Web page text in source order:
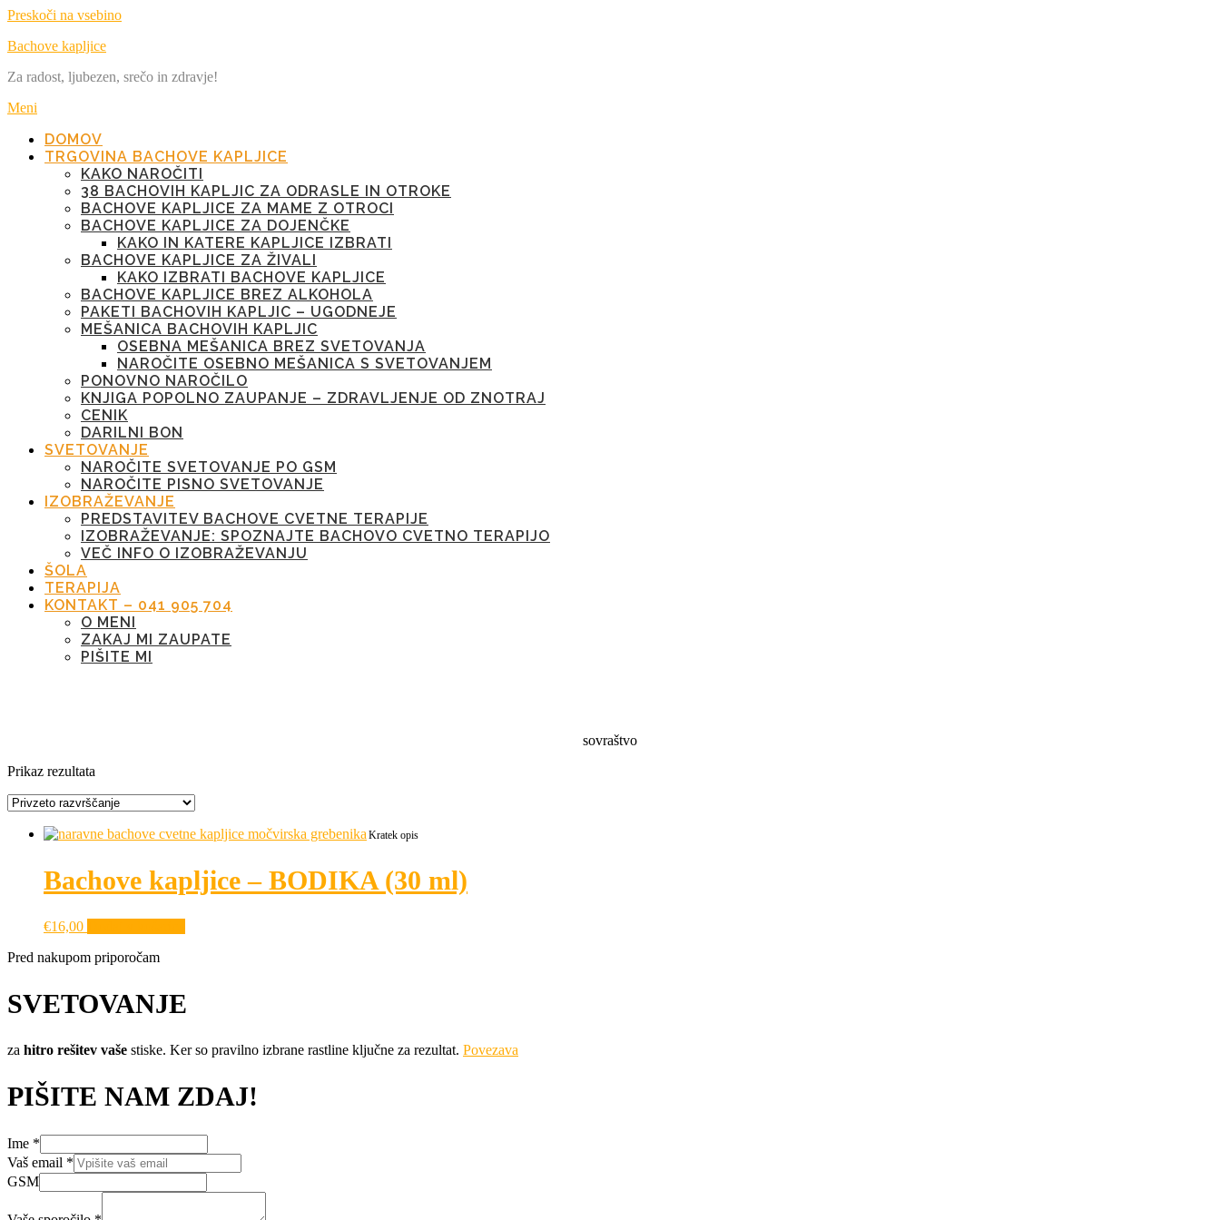
Preskoči na vsebino
Bachove kapljice
Za radost, ljubezen, srečo in zdravje!
Meni
DOMOV
TRGOVINA BACHOVE KAPLJICE
KAKO NAROČITI
38 BACHOVIH KAPLJIC ZA ODRASLE IN OTROKE
BACHOVE KAPLJICE ZA MAME Z OTROCI
BACHOVE KAPLJICE ZA DOJENČKE
KAKO IN KATERE KAPLJICE IZBRATI
BACHOVE KAPLJICE ZA ŽIVALI
KAKO IZBRATI BACHOVE KAPLJICE
BACHOVE KAPLJICE BREZ ALKOHOLA
PAKETI BACHOVIH KAPLJIC – UGODNEJE
MEŠANICA BACHOVIH KAPLJIC
OSEBNA MEŠANICA BREZ SVETOVANJA
NAROČITE OSEBNO MEŠANICA S SVETOVANJEM
PONOVNO NAROČILO
KNJIGA POPOLNO ZAUPANJE – ZDRAVLJENJE OD ZNOTRAJ
CENIK
DARILNI BON
SVETOVANJE
NAROČITE SVETOVANJE PO GSM
NAROČITE PISNO SVETOVANJE
IZOBRAŽEVANJE
PREDSTAVITEV BACHOVE CVETNE TERAPIJE
IZOBRAŽEVANJE: SPOZNAJTE BACHOVO CVETNO TERAPIJO
VEČ INFO O IZOBRAŽEVANJU
ŠOLA
TERAPIJA
KONTAKT – 041 905 704
O MENI
ZAKAJ MI ZAUPATE
PIŠITE MI
sovraštvo
Prikaz rezultata
Kratek opis
Bachove kapljice – BODIKA (30 ml)
€16,00
Pred nakupom priporočam
SVETOVANJE
za hitro rešitev vaše stiske. Ker so pravilno izbrane rastline ključne za rezultat. Povezava
PIŠITE NAM ZDAJ!
Ime *
Vaš email *
GSM
GSM